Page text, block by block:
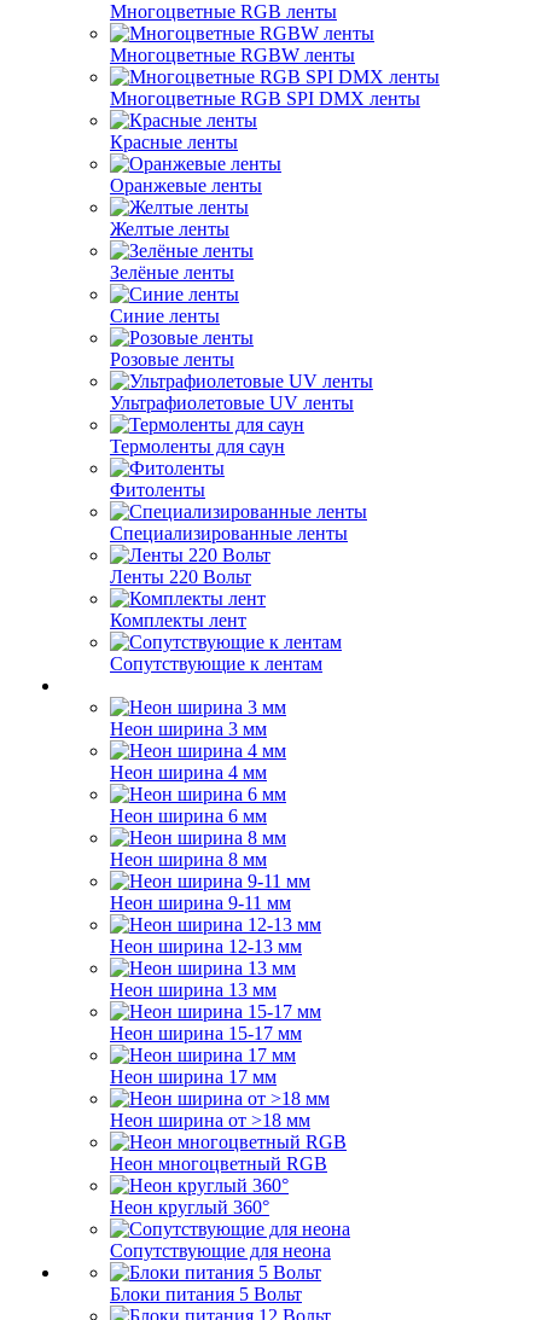
Многоцветные RGB ленты
Многоцветные RGBW ленты
Многоцветные RGB SPI DMX ленты
Красные ленты
Оранжевые ленты
Желтые ленты
Зелёные ленты
Синие ленты
Розовые ленты
Ультрафиолетовые UV ленты
Термоленты для саун
Фитоленты
Специализированные ленты
Ленты 220 Вольт
Комплекты лент
Сопутствующие к лентам
Неон ширина 3 мм
Неон ширина 4 мм
Неон ширина 6 мм
Неон ширина 8 мм
Неон ширина 9-11 мм
Неон ширина 12-13 мм
Неон ширина 13 мм
Неон ширина 15-17 мм
Неон ширина 17 мм
Неон ширина от >18 мм
Неон многоцветный RGB
Неон круглый 360°
Сопутствующие для неона
Блоки питания 5 Вольт